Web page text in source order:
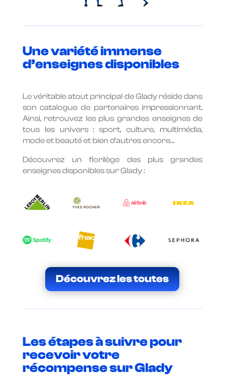
Une variété immense
d’enseignes disponibles
Le véritable atout principal de Glady réside dans
son catalogue de partenaires impressionnant.
Ainsi, retrouvez les plus grandes enseignes de
tous les univers : sport, culture, multimédia,
mode et beauté et bien d’autres encore…
Découvrez un florilège des plus grandes
enseignes disponibles sur Glady :
Découvrez les toutes
Les étapes à suivre pour
recevoir votre
récompense sur Glady